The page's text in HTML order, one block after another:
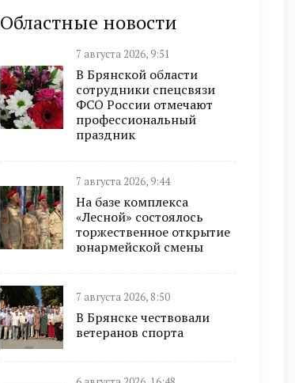
Областные новости
7 августа 2026, 9:51
В Брянской области
сотрудники спецсвязи
ФСО России отмечают
профессиональный
праздник
7 августа 2026, 9:44
На базе комплекса
«Лесной» состоялось
торжественное открытие
юнармейской смены
7 августа 2026, 8:50
В Брянске чествовали
ветеранов спорта